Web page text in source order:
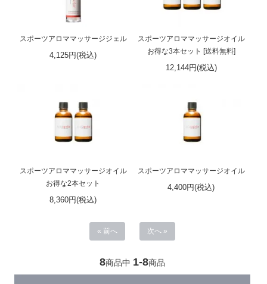
スポーツアロママッサージジェル
4,125円(税込)
スポーツアロママッサージオイル
お得な3本セット [送料無料]
12,144円(税込)
スポーツアロママッサージオイル
お得な2本セット
8,360円(税込)
スポーツアロママッサージオイル
4,400円(税込)
« 前へ 次へ »
8商品中 1-8商品